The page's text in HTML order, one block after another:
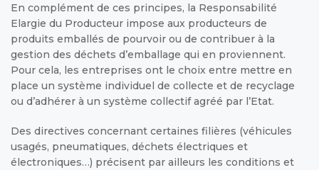
En complément de ces principes, la Responsabilité
Elargie du Producteur impose aux producteurs de
produits emballés de pourvoir ou de contribuer à la
gestion des déchets d’emballage qui en proviennent.
Pour cela, les entreprises ont le choix entre mettre en
place un système individuel de collecte et de recyclage
ou d’adhérer à un système collectif agréé par l’Etat.
Des directives concernant certaines filières (véhicules
usagés, pneumatiques, déchets électriques et
électroniques…) précisent par ailleurs les conditions et